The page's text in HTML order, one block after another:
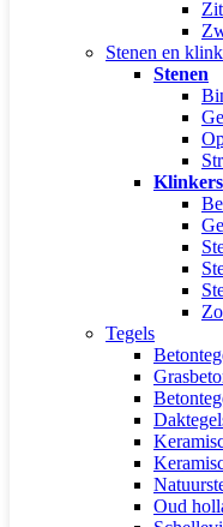
Stenen en
Stenen
Klinkers
Tegels
Oud